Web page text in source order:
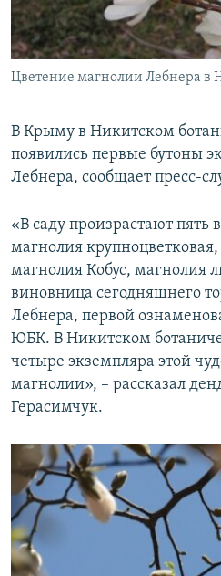
ПОБЕДИТЕЛЕЙ НЕ СУДЯТ?
КРЫМ.НЕПОКОРЕННЫЙ
ELIFBE
ПРИСОЕДИНЯЙТЕСЬ!
Все сайты RFE/RL
Цветение магнолии Лебнера в
В Крыму в Никитском
появились первые бутоны
Лебнера, сообщает пресс-
«В саду произрастают пять
магнолия
магнолия Кобус, магнолия
виновница сегодняшнего
Лебнера, первой
ЮБК. В Никитском
четыре экземпляра этой
магнолии», – рассказал
Герасимчук.